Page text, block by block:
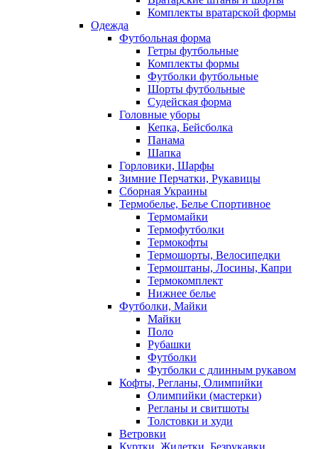
Комплекты вратарской формы
Одежда
Футбольная форма
Гетры футбольные
Комплекты формы
Футболки футбольные
Шорты футбольные
Судейская форма
Головные уборы
Кепка, Бейсболка
Панама
Шапка
Горловики, Шарфы
Зимние Перчатки, Рукавицы
Сборная Украины
Термобелье, Белье Спортивное
Термомайки
Термофутболки
Термокофты
Термошорты, Велосипедки
Термоштаны, Лосины, Капри
Термокомплект
Нижнее белье
Футболки, Майки
Майки
Поло
Рубашки
Футболки
Футболки с длинным рукавом
Кофты, Регланы, Олимпийки
Олимпийки (мастерки)
Регланы и свитшоты
Толстовки и худи
Ветровки
Куртки, Жилетки, Безрукавки